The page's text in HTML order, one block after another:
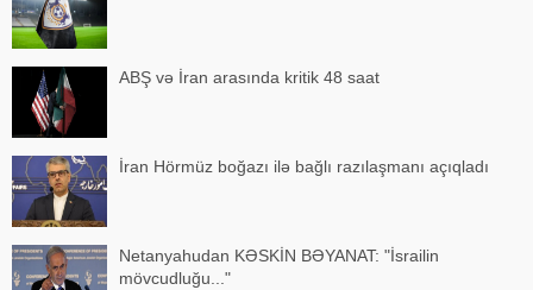
ABŞ və İran arasında kritik 48 saat
İran Hörmüz boğazı ilə bağlı razılaşmanı açıqladı
Netanyahudan KƏSKİN BƏYANAT: "İsrailin
mövcudluğu..."